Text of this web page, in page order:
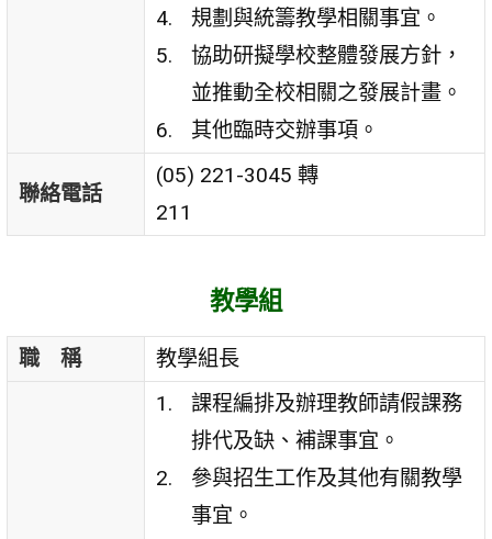
規劃與統籌教學相關事宜。
協助研擬學校整體發展方針，
並推動全校相關之發展計畫。
其他臨時交辦事項。
聯絡電話
(05) 221-3045 轉
211
教學組
職 稱 教學組長
課程編排及辦理教師請假課務
排代及缺、補課事宜。
參與招生工作及其他有關教學
事宜。